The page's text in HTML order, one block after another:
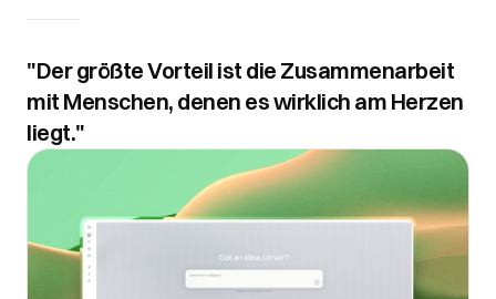
"Der größte Vorteil ist die Zusammenarbeit
mit Menschen, denen es wirklich am Herzen
liegt."